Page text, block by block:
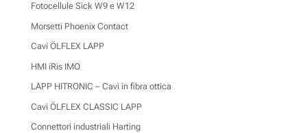
Fotocellule Sick W9 e W12
Morsetti Phoenix Contact
Cavi ÖLFLEX LAPP
HMI iRis IMO
LAPP HITRONIC – Cavi in fibra ottica
Cavi ÖLFLEX CLASSIC LAPP
Connettori industriali Harting